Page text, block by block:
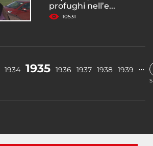
profughi nell’e...
10531
1934 1935 1936 1937 1938 1939 …